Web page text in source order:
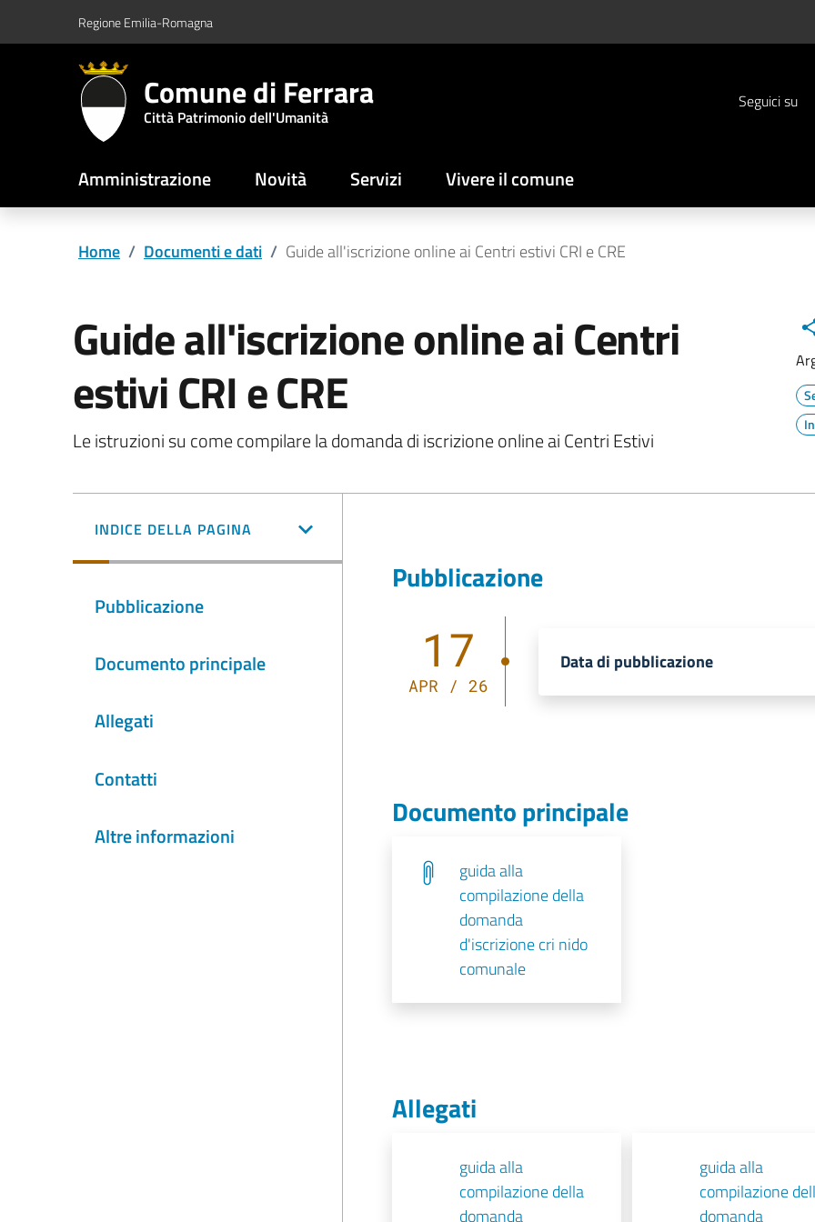
Vai al contenuto principale
Vai al footerRegione Emilia-Romagna
Comune di Ferrara
Città Patrimonio dell'Umanità
Seguici su
Amministrazione Novità Servizi Vivere il comune
Home / Documenti e dati / Guide all'iscrizione online ai Centri estivi CRI e CRE
Guide all'iscrizione online ai Centri
estivi CRI e CRE
Le istruzioni su come compilare la domanda di iscrizione online ai Centri Estivi
INDICE DELLA PAGINA
Pubblicazione
Documento principale
Allegati
Contatti
Altre informazioni
Pubblicazione
17
APR / 26
Data di pubblicazione
Documento principale
guida alla
compilazione della
domanda
d'iscrizione cri nido
comunale
Allegati
guida alla
compilazione della
domanda
guida alla
compilazione
domanda